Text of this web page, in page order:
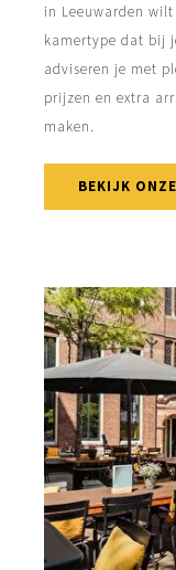
in Leeuwarden
kamertype dat bij
adviseren je met
prijzen en extra
maken.
BEKIJK